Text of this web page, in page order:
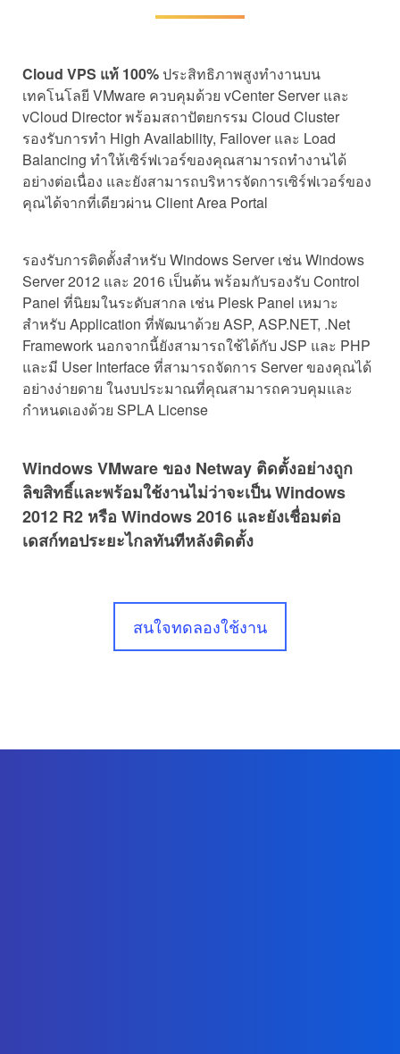
Cloud VPS แท้ 100%ประสิทธิภาพสูงทำงานบน
เทคโนโลยี VMware ควบคุมด้วย vCenter Server และ
vCloud Director พร้อมสถาปัตยกรรม Cloud Cluster
รองรับการทำ High Availability, Failover และ Load
Balancing ทำให้เซิร์ฟเวอร์ของคุณสามารถทำงานได้
อย่างต่อเนื่อง และยังสามารถบริหารจัดการเซิร์ฟเวอร์ของ
คุณได้จากที่เดียวผ่าน Client Area Portal
รองรับการติดตั้งสำหรับ Windows Server เช่น Windows
Server 2012 และ 2016 เป็นต้น พร้อมกับรองรับ Control
Panel ที่นิยมในระดับสากล เช่น Plesk Panel เหมาะ
สำหรับ Application ที่พัฒนาด้วย ASP, ASP.NET, .Net
Framework นอกจากนี้ยังสามารถใช้ได้กับ JSP และ PHP
และมี User Interface ที่สามารถจัดการ Server ของคุณได้
อย่างง่ายดาย ในงบประมาณที่คุณสามารถควบคุมและ
กำหนดเองด้วย SPLA License
Windows VMware ของ Netway ติดตั้งอย่างถูก
ลิขสิทธิ์และพร้อมใช้งานไม่ว่าจะเป็น Windows
2012 R2 หรือ Windows 2016 และยังเชื่อมต่อ
เดสก์ทอประยะไกลทันทีหลังติดตั้ง
สนใจทดลองใช้งาน